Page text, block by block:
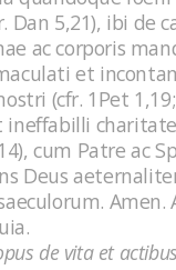
Dan 5,21), ibi de
ac corporis
et
(cfr. 1Pet 1,19;
ineffabilli
cum Patre ac
Deus
Amen.
de vita et